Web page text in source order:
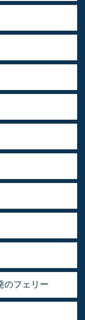
のフェリー